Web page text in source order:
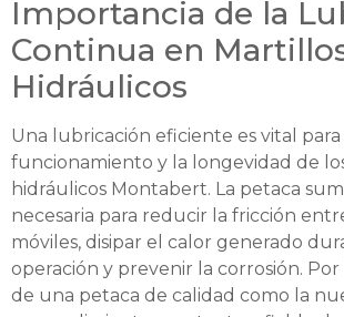
Importancia de la
Continua en
Hidráulicos
Una lubricación eficiente es vital
funcionamiento y la longevidad de
hidráulicos Montabert. La petaca
necesaria para reducir la fricción
móviles, disipar el calor generado
operación y prevenir la corrosión.
de una petaca de calidad como la